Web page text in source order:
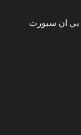
بي ان سبورت